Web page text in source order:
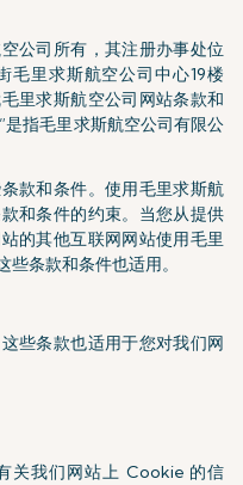
公司所有，其注册办事处位
毛里求斯航空公司中心19楼
里求斯航空公司网站条款和
是指毛里求斯航空公司有限公
款和条件。使用毛里求斯航
和条件的约束。当您从提供
的其他互联网网站使用毛里
条款和条件也适用。
些条款也适用于您对我们网
关我们网站上 Cookie 的信